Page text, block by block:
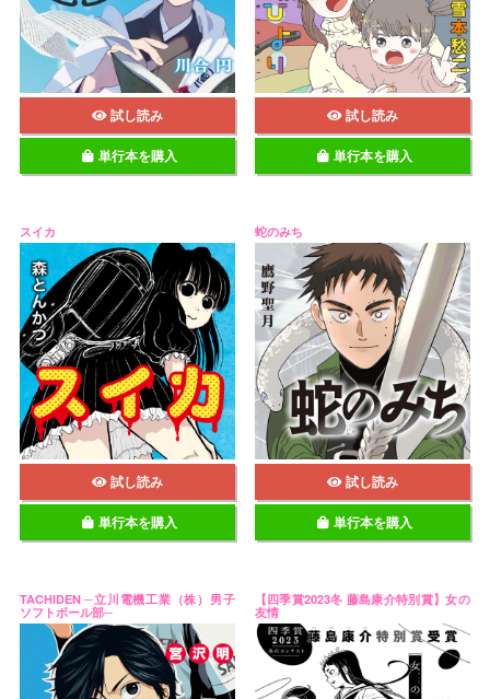
試し読み
単行本を購入
試し読み
単行本を購入
スイカ
試し読み
単行本を購入
蛇のみち
試し読み
単行本を購入
TACHIDEN ─立川電機工業（株）男子
ソフトボール部─
【四季賞2023冬 藤島康介特別賞】女の
友情